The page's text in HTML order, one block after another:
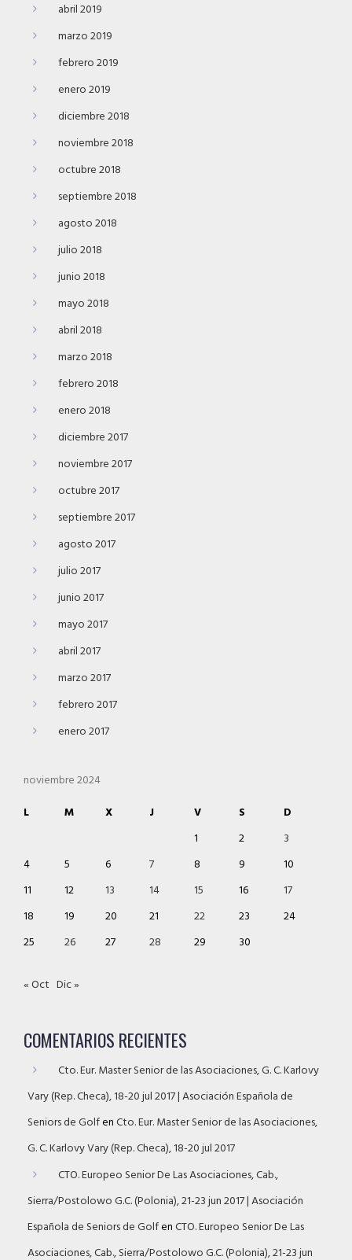
abril 2019
marzo 2019
febrero 2019
enero 2019
diciembre 2018
noviembre 2018
octubre 2018
septiembre 2018
agosto 2018
julio 2018
junio 2018
mayo 2018
abril 2018
marzo 2018
febrero 2018
enero 2018
diciembre 2017
noviembre 2017
octubre 2017
septiembre 2017
agosto 2017
julio 2017
junio 2017
mayo 2017
abril 2017
marzo 2017
febrero 2017
enero 2017
noviembre 2024
L
M X J V S
D
1
2
3
4
5 6 7 8 9
10
11
12 13 14 15 16
17
18
19 20 21 22 23
24
25
26 27 28 29 30
« Oct Dic »
COMENTARIOS RECIENTES
Cto. Eur. Master Senior de las Asociaciones, G. C. Karlovy
Vary (Rep. Checa), 18-20 jul 2017 | Asociación Española de
Seniors de GolfenCto. Eur. Master Senior de las Asociaciones,
G. C. Karlovy Vary (Rep. Checa), 18-20 jul 2017
CTO. Europeo Senior De Las Asociaciones, Cab.,
Sierra/Postolowo G.C. (Polonia), 21-23 jun 2017 | Asociación
Española de Seniors de GolfenCTO. Europeo Senior De Las
Asociaciones, Cab., Sierra/Postolowo G.C. (Polonia), 21-23 jun